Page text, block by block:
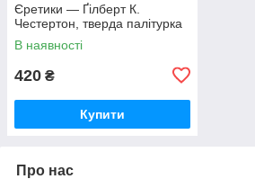
Єретики — Ґілберт К.
Честертон, тверда палітурка
В наявності
420 ₴
Купити
Про нас